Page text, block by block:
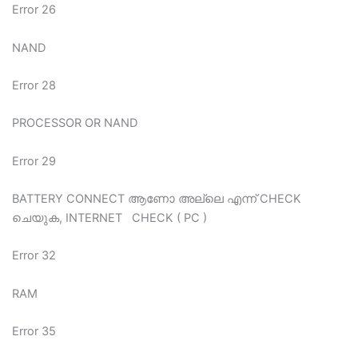
Error 26
NAND
Error 28
PROCESSOR OR NAND
Error 29
BATTERY CONNECT ആണോ അല്ലെ എന്ന് CHECK
ചെയുക, INTERNET CHECK ( PC )
Error 32
RAM
Error 35